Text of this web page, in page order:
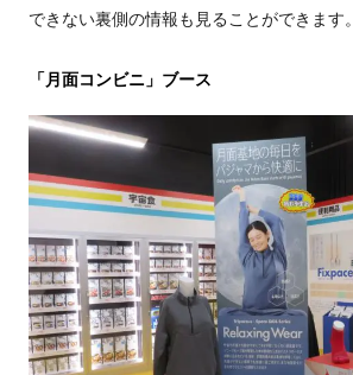
できない裏側の情報も見ることができます。
「月面コンビニ」ブース